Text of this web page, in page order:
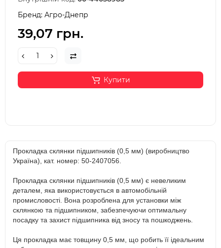
Бренд: Агро-Днепр
39,07 грн.
Купити
Прокладка склянки підшипників (0,5 мм) (виробництво
Україна), кат. номер: 50-2407056.
Прокладка склянки підшипників (0,5 мм) є невеликим
деталем, яка використовується в автомобільній
промисловості. Вона розроблена для установки між
склянкою та підшипником, забезпечуючи оптимальну
посадку та захист підшипника від зносу та пошкоджень.
Ця прокладка має товщину 0,5 мм, що робить її ідеальним